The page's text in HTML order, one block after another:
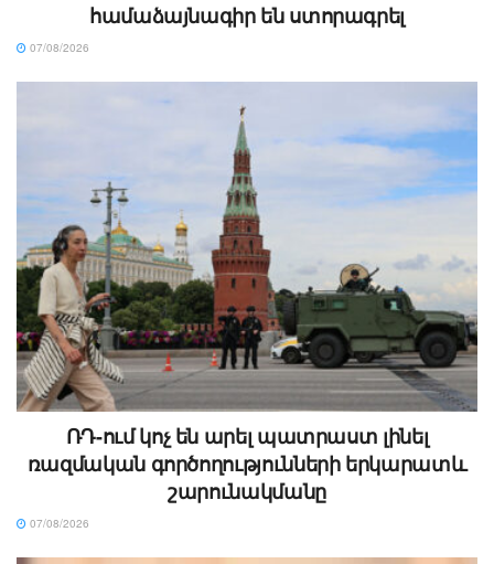
համաձայնագիր են ստորագրել
07/08/2026
ՌԴ-ում կոչ են արել պատրաստ լինել
ռազմական գործողությունների երկարատև
շարունակմանը
07/08/2026